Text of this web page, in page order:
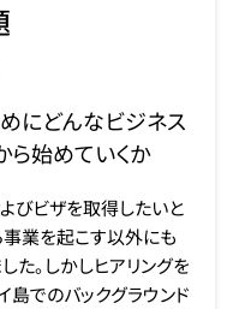
にどんなビジネス
ら始めていくか
びビザを取得したいと
業を起こす以外にも
。しかしヒアリングを
島でのバックグラウンド